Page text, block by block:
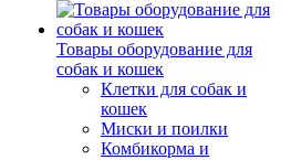
Товары оборудование для
собак и кошек
Клетки для собак и
кошек
Миски и поилки
Комбикорма и